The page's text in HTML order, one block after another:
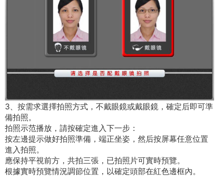
3、按需求選擇拍照方式，不戴眼鏡或戴眼鏡，確定后即可準
備拍照。
拍照示范播放，請按確定進入下一步：
按左邊提示做好拍照準備，端正坐姿，然后按屏幕任意位置
進入拍照。
應保持平視前方，共拍三張，已拍照片可實時預覽。
根據實時預覽情況調節位置，以確定頭部在紅色邊框內。